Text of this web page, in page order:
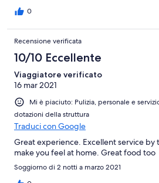
0
Recensione verificata
10/10 Eccellente
Viaggiatore verificato
16 mar 2021
Mi è piaciuto: Pulizia, personale e
dotazioni della struttura
Traduci con Google
Great experience. Excellent service by
make you feel at home. Great food too
Soggiorno di 2 notti a marzo 2021